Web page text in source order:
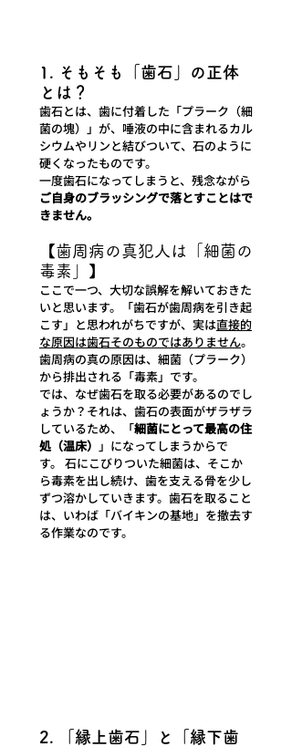
1. そもそも「歯石」の正体
とは？
歯石とは、歯に付着した「プラーク（細
菌の塊）」が、唾液の中に含まれるカル
シウムやリンと結びついて、石のように
硬くなったものです。
一度歯石になってしまうと、残念ながら
ご自身のブラッシングで落とすことはで
きません。
【歯周病の真犯人は「細菌の
毒素」】
ここで一つ、大切な誤解を解いておきた
いと思います。「歯石が歯周病を引き起
こす」と思われがちですが、実は直接的
な原因は歯石そのものではありません。
歯周病の真の原因は、細菌（プラーク）
から排出される「毒素」です。
では、なぜ歯石を取る必要があるのでし
ょうか？それは、歯石の表面がザラザラ
しているため、「細菌にとって最高の住
処（温床） 」になってしまうからで
す。 石にこびりついた細菌は、そこか
ら毒素を出し続け、歯を支える骨を少し
ずつ溶かしていきます。歯石を取ること
は、いわば「バイキンの基地」を撤去す
る作業なのです。
2. 「縁上歯石」と「縁下歯